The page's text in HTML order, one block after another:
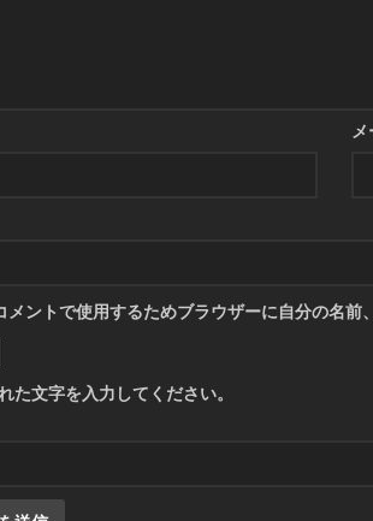
メントで使用するためブラウザーに自分の名前
た文字を入力してください。